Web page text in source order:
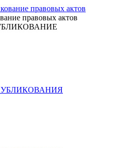
правовых актов